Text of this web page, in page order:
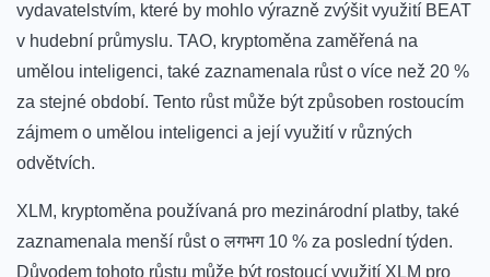
vydavatelstvím, které by mohlo​ výrazně zvýšit využití BEAT​
v hudební průmyslu. TAO, kryptoměna zaměřená na
umělou inteligenci, také zaznamenala růst o více než‌ 20 %
za stejné období. Tento růst může být ⁣způsoben rostoucím
zájmem o umělou inteligenci a její využití v různých
odvětvích.
XLM, kryptoměna používaná pro mezinárodní platby, také
zaznamenala menší růst o ‌लगभग 10 % za poslední týden.
Důvodem tohoto růstu může být rostoucí využití XLM pro